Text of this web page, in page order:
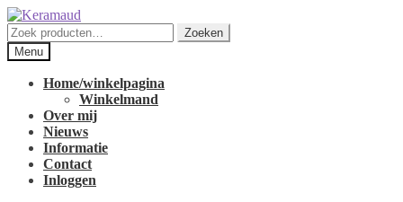
Ga
door
naar
navigatie
Ga
naar
de
inhoud
Zoeken
naar:
Zoeken
Menu
Home/winkelpagina
Winkelmand
Over mij
Nieuws
Informatie
Contact
Inloggen